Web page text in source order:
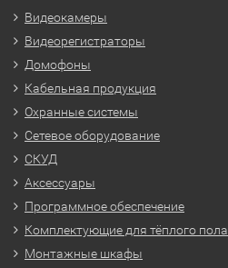
Видеокамеры
Видеорегистраторы
Домофоны
Кабельная продукция
Охранные системы
Сетевое оборудование
СКУД
Аксессуары
Программное обеспечение
Комплектующие для тёплого пола
Монтажные шкафы